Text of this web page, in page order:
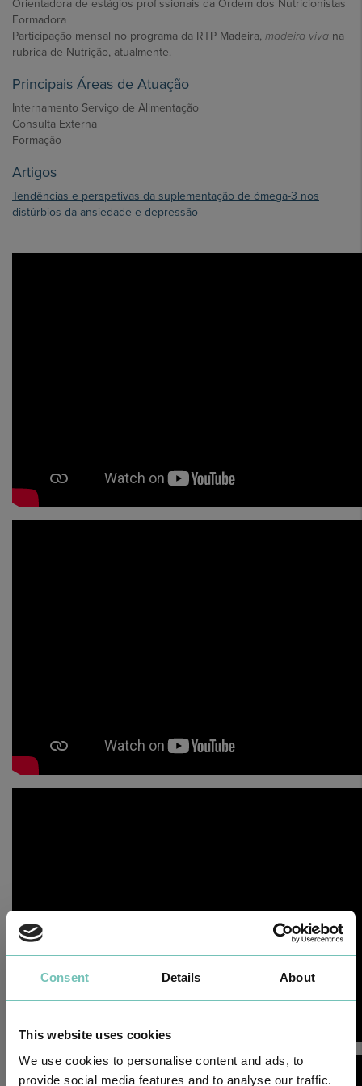
Consent Details About
This website uses cookies
We use cookies to personalise content and ads, to
provide social media features and to analyse our traffic.
Orientadora de estágios profissionais da Ordem dos Nutricionistas
Formadora
Participação mensal no programa da RTP Madeira, madeira viva na
rubrica de Nutrição, atualmente.
​Principais Áreas de Atuação
Internamento Serviço de Alimentação
Consulta Externa
Formação
Artigos
Tendências e perspetivas da suplementação de ómega-3 nos
distúrbios da ansiedade e depressão